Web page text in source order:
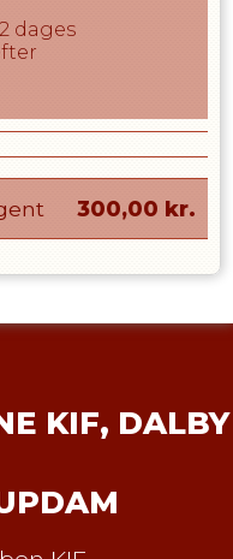
dages
300,00 kr.
KIF, DALBY